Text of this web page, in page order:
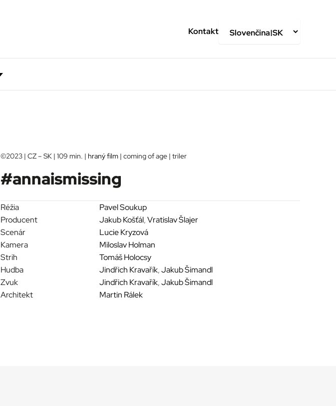
Kontakt
©2023 | CZ – SK | 109 min. | hraný film | coming of age | triler
#annaismissing
Réžia
Pavel Soukup
Producent
Jakub Košťál,Vratislav Šlajer
Scenár
Lucie Kryzová
Kamera
Miloslav Holman
Strih
Tomáš Holocsy
Hudba
Jindřich Kravařík,Jakub Šimandl
Zvuk
Jindřich Kravařík,Jakub Šimandl
Architekt
Martin Rálek